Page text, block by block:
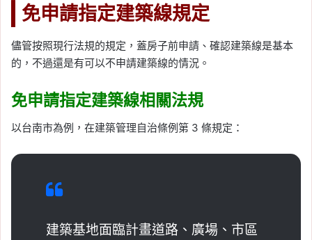
免申請指定建築線規定
儘管按照現行法規的規定，蓋房子前申請、確認建築線是基本
的，不過還是有可以不申請建築線的情況。
免申請指定建築線相關法規
以台南市為例，在建築管理自治條例第 3 條規定：
建築基地面臨計畫道路、廣場、市區